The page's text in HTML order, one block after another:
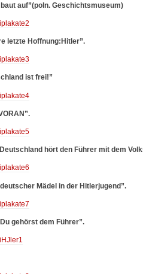
auf”(poln. Geschichtsmuseum)
letzte Hoffnung:Hitler”.
ist frei!”
hört den Führer mit dem
Mädel in der Hitlerjugend”.
gehörst dem Führer”.